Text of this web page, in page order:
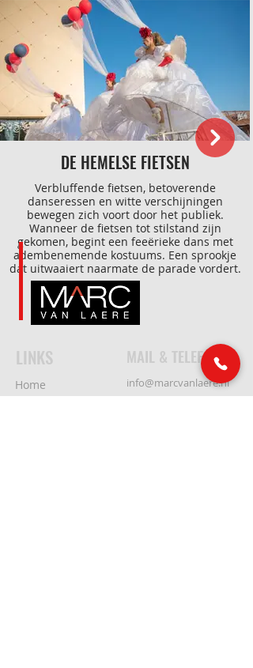
DE HEMELSE FIETSEN
Verbluffende fietsen, betoverende
danseressen en witte verschijningen
bewegen zich voort door het publiek.
Wanneer de fietsen tot stilstand zijn
gekomen, begint een feeërieke dans met
adembenemende kostuums. Een sprookje
dat uitwaaiert naarmate de parade vordert.
Zowel in daglicht als in schemer is deze
voorstelling een waar spektakel!
LINKS MAIL & TELEFOON
Home info@marcvanlaere.nl